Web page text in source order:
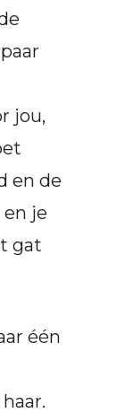
jou,
en de
je
gat
één